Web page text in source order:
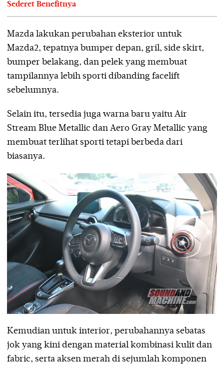
Sederet Benefitnya
Mazda lakukan perubahan eksterior untuk
Mazda2, tepatnya bumper depan, gril, side skirt,
bumper belakang, dan pelek yang membuat
tampilannya lebih sporti dibanding facelift
sebelumnya.
Selain itu, tersedia juga warna baru yaitu Air
Stream Blue Metallic dan Aero Gray Metallic yang
membuat terlihat sporti tetapi berbeda dari
biasanya.
Kemudian untuk interior, perubahannya sebatas
jok yang kini dengan material kombinasi kulit dan
fabric, serta aksen merah di sejumlah komponen